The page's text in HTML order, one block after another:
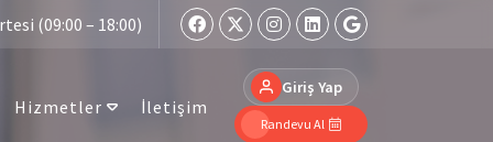
(09:00 – 18:00)
Hizmetler İletişim
Giriş Yap
Randevu Al